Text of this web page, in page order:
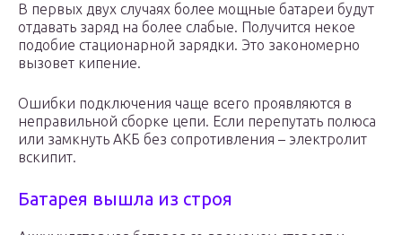
В первых двух случаях более мощные батареи будут
отдавать заряд на более слабые. Получится некое
подобие стационарной зарядки. Это закономерно
вызовет кипение.
Ошибки подключения чаще всего проявляются в
неправильной сборке цепи. Если перепутать полюса
или замкнуть АКБ без сопротивления – электролит
вскипит.
Батарея вышла из строя